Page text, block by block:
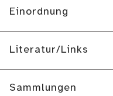
Einordnung
Literatur/Links
Sammlungen